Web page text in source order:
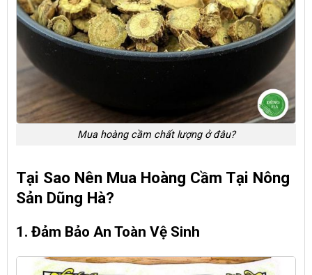
Mua hoàng cầm chất lượng ở đâu?
Tại Sao Nên Mua Hoàng Cầm Tại Nông
Sản Dũng Hà?
1. Đảm Bảo An Toàn Vệ Sinh